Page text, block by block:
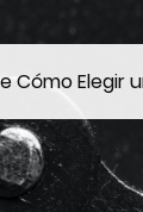
Cómo Elegir